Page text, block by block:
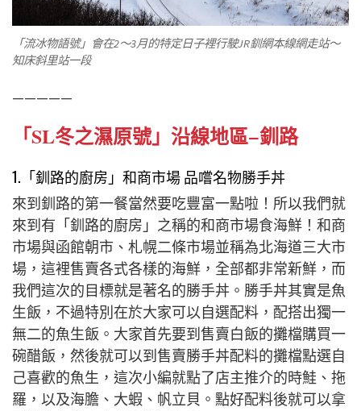
「流冰物語號」會在2～3月的特定日子裡行駛JR釧網本線網走站～
知床斜里站一段
—————
「SL冬之濕原號」 沿線地區−釧路
1.「釧路的廚房」和商市場 品嚐名物勝手丼
來到釧路的第一餐當然要吃豐富一點啦！所以我們就
來到有「釧路的廚房」之稱的和商市場食海鮮！和商
市場與函館朝市、札幌二條市場並稱為北海道三大市
場 ， 這裡售賣各式各樣的海鮮，全部都非常新鮮，而
我們這次的目標就是著名的勝手丼。勝手丼其實是魚
生飯，不過特別在於大家可以自選配料，配搭出獨一
無二的魚生飯。大家首先要到售賣白飯的攤檔購買一
碗醋飯，然後就可以到售賣勝手丼配料的攤檔點選自
己喜歡的魚生，這次小編就點了店主推介的時鮭、拖
羅，以及海膽、大蝦、帆立貝。點好配料後就可以拿